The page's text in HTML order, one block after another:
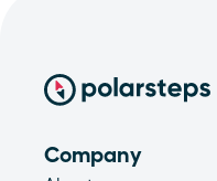
Company